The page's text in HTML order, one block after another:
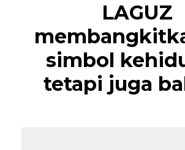
LAGUZ
simbol
tetapi juga